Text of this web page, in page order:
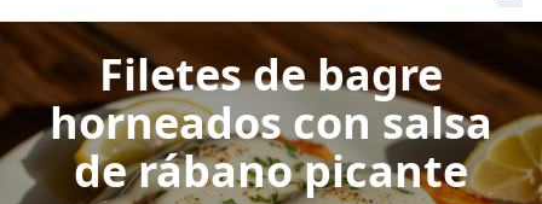
Filetes de bagre
horneados con salsa
de rábano picante